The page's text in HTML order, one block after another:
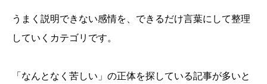
うまく説明できない感情を、できるだけ言葉にして整理
していくカテゴリです。
「なんとなく苦しい」の正体を探している記事が多いと